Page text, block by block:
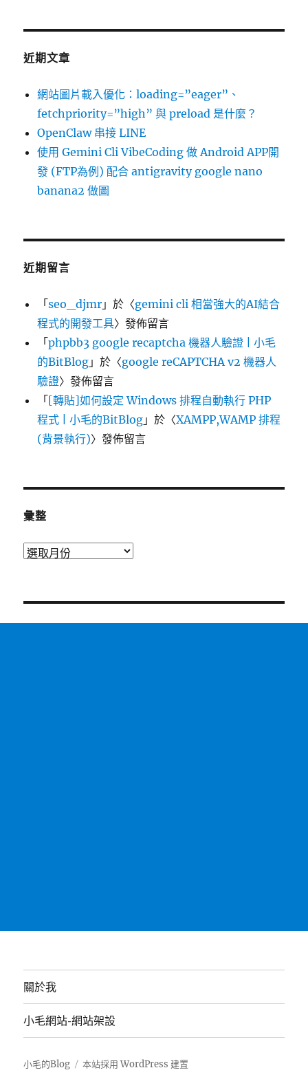
近期文章
網站圖片載入優化：loading=”eager”、
fetchpriority=”high” 與 preload 是什麼？
OpenClaw 串接 LINE
使用 Gemini Cli VibeCoding 做 Android APP開
發 (FTP為例) 配合 antigravity google nano
banana2 做圖
近期留言
「seo_djmr 」於〈gemini cli 相當強大的AI結合
程式的開發工具〉發佈留言
「phpbb3 google recaptcha 機器人驗證 | 小毛
的BitBlog 」於〈google reCAPTCHA v2 機器人
驗證〉發佈留言
「[轉貼]如何設定 Windows 排程自動執行 PHP
程式 | 小毛的BitBlog 」於〈XAMPP,WAMP 排程
(背景執行)〉發佈留言
彙整
彙
關於我
小毛網站-網站架設
小毛的Blog 本站採用 WordPress 建置